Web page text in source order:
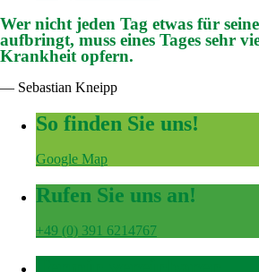
Wer nicht jeden Tag etwas für
aufbringt, muss eines Tages sehr
Krankheit opfern.
— Sebastian Kneipp
So finden Sie uns!
Google Map
Rufen Sie uns an!
+49 (0) 391 6214767